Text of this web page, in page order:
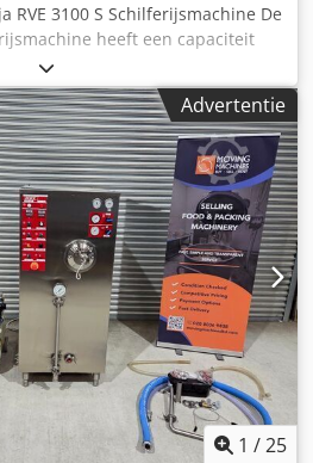
RVE 3100 S Schilferijsmachine De
heeft een capaciteit
per dag te produceren. Dankzij
de machine minimale
deze ideaal is voor
Crodpfx
dient te worden
koelsysteem met een
schilferijs kan voor diverse
ingezet, zoals het koelen
de productie. De machine is
staal, wat zorgt voor
en eenvoudig
- Productiecapaciteit: 3.000
7°C - Spanning: 400 V (3 + N, 50
(-20°C / +40°C): 16,2 kW -
2007 - Afmetingen machine (B
mm
Advertentie
1 /25